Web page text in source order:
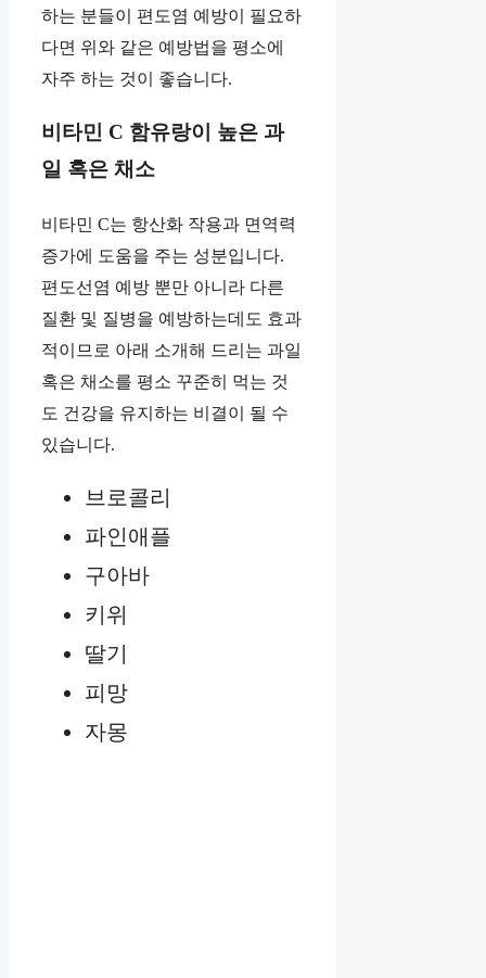
하는 분들이 편도염 예방이 필요하
다면 위와 같은 예방법을 평소에
자주 하는 것이 좋습니다.
비타민 C 함유랑이 높은 과
일 혹은 채소
비타민 C는 항산화 작용과 면역력
증가에 도움을 주는 성분입니다.
편도선염 예방 뿐만 아니라 다른
질환 및 질병을 예방하는데도 효과
적이므로 아래 소개해 드리는 과일
혹은 채소를 평소 꾸준히 먹는 것
도 건강을 유지하는 비결이 될 수
있습니다.
브로콜리
파인애플
구아바
키위
딸기
피망
자몽